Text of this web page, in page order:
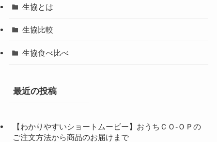
生協とは
生協比較
生協食べ比べ
最近の投稿
【わかりやすいショートムービー】おうちＣＯ-ＯＰの
ご注文方法から商品のお届けまで